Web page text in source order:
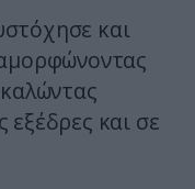
και
εξέδρες και σε